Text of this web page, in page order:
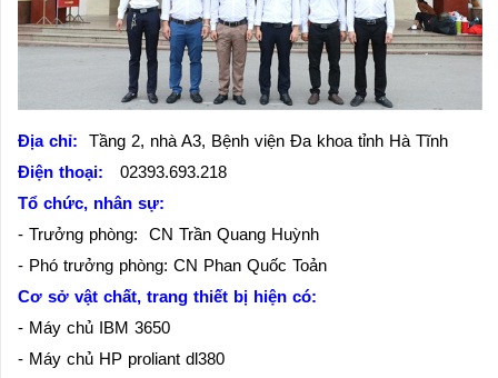
Địa chỉ: Tầng 2, nhà A3, Bệnh viện Đa khoa tỉnh Hà Tĩnh
Điện thoại:
02393.693.218
Tổ chức, nhân sự:
- Trưởng phòng: CN Trần Quang Huỳnh
- Phó trưởng phòng: CN Phan Quốc Toản
Cơ sở vật chất, trang thiết bị hiện có:
- Máy chủ IBM 3650
- Máy chủ HP proliant dl380